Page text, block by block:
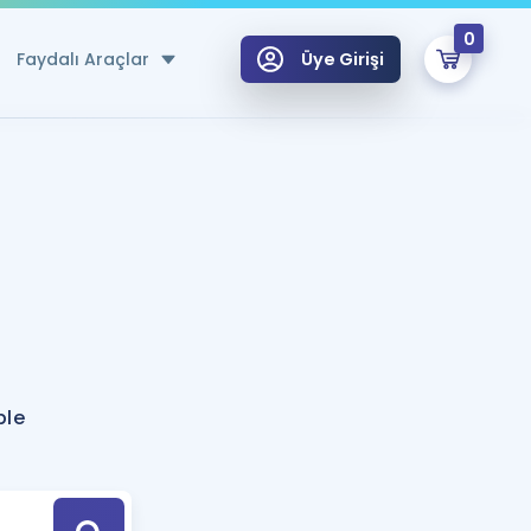
Faydalı Araçlar
Hesaplama Aracı
için Öneriler
Tek Takvimde
Üye Girişi
0